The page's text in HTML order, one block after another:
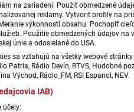
na zariadení. Použiť obmedzené
reklamy. Vytvoriť profily na
výkonnosti obsahu. Pochopiť
Použitie obmedzených údajov na
únie a odosielané do USA.
sa vzťahujú na všetky webové stránky
Patria, Rádio Devín, RTVS, Hudobné
Východ, Rádio_FM, RSI Espanol, NEV.
IAB)
účely: